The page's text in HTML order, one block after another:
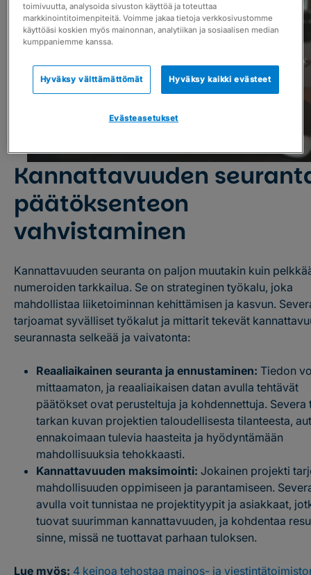
Kannattavuuden
päätöksenteon
vahvistaminen
Kannattavuuden seuranta on paljon muutakin kuin
numeroiden tarkkailua. Se on strateginen työkalu, joka
mahdollistaa liiketoiminnan kehittämisen ja kasvun.
tarjoamat syvälliset työkalut ja mittarit tekevät
seurannasta selkeää ja vaivatonta:
Reaaliaikainen seuranta ja ennustaminen: Tiedon
mittaamaton, ja reaaliaikaisen datan avulla tehtävät
päätökset ovat perusteltuja ja kohdennettuja. Severa
tarkan kuvan projektien taloudellisesta tilanteesta,
ennakoimaan tulevia haasteita ja hyödyntämään
mahdollisuuksia tehokkaasti.
Kannattavuuden maksimointi: Jokainen projekti
mahdollisuuden oppimiseen ja parantamiseen.
avulla voit tunnistaa ne projektityypit ja asiakkaat,
tuovat suurimman kannattavuuden, ja kohdentaa
sinne, missä ne tuottavat parhaan tuloksen.
Lue myös: 4 keinoa tehostaa mainos- ja
toimivuutta, analysoida sivuston käyttöä ja toteuttaa
markkinointitoimenpiteitä. Voimme jakaa tietoja verkkosivustomme
käyttöäsi koskien myös mainonnan, analytiikan ja sosiaalisen median
kumppaniemme kanssa.
Hyväksy välttämättömät Hyväksy kaikki evästeet
Evästeasetukset